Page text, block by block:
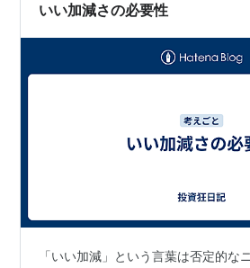
いい加減さの必要性
「いい加減」という言葉は否定的な